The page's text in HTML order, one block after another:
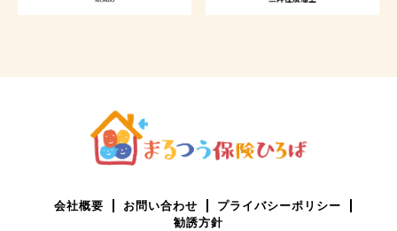
会社概要 お問い合わせ
プライバシーポリシー
勧誘方針